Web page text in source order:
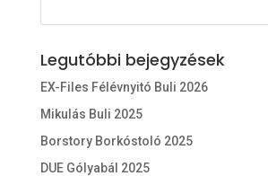
Legutóbbi bejegyzések
EX-Files Félévnyitó Buli 2026
Mikulás Buli 2025
Borstory Borkóstoló 2025
DUE Gólyabál 2025